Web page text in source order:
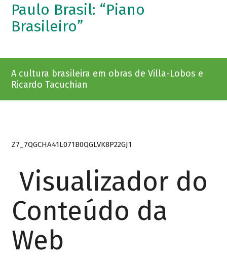
Paulo Brasil: “Piano
Brasileiro”
A cultura brasileira em obras de Villa-Lobos e
Ricardo Tacuchian
Z7_7QGCHA41L071B0QGLVK8P22GJ1
Visualizador do
Conteúdo da
Web